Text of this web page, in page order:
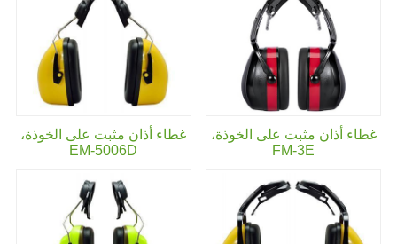
غطاء أذان مثبت على الخوذة،
FM-3E
غطاء أذان مثبت على الخوذة،
EM-5006D